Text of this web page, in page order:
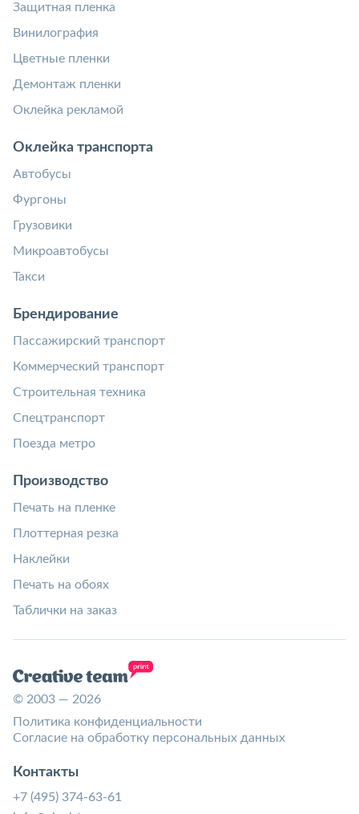
Защитная пленка
Винилография
Цветные пленки
Демонтаж пленки
Оклейка рекламой
Оклейка транспорта
Автобусы
Фургоны
Грузовики
Микроавтобусы
Такси
Брендирование
Пассажирский транспорт
Коммерческий транспорт
Строительная техника
Спецтранспорт
Поезда метро
Производство
Печать на пленке
Плоттерная резка
Наклейки
Печать на обоях
Таблички на заказ
© 2003 — 2026
Политика конфиденциальности
Согласие на обработку персональных данных
Контакты
+7 (495) 374-63-61